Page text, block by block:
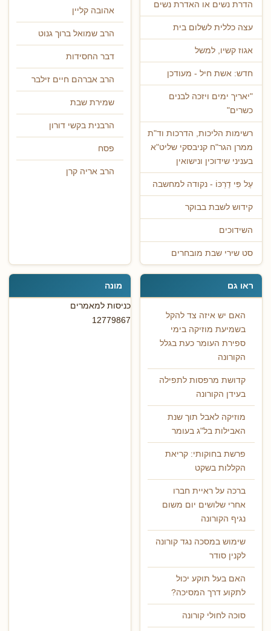
הדרת נשים או האדרת נשים
עצה כללית לשלום בית
אגוז קשיו, למשל
חדש: אשת חיל - מעודכן
"יאריך ימים ויזכה לבנים
כשרים"
רשימות הליכות, הדרכות וד"ת
ממרן הגר"ח קניבסקי שליט"א
בעניני שידוכין ונישואין
עַל פִּי דַרְכּוֹ - נקודה למחשבה
קידוש לשבת בבוקר
השידוכים
סט שירי שבת מובחרים
אהובה קליין
הרב שמואל ברוך גנוט
דבר החסידות
הרב אברהם חיים זילבר
שמירת שבת
הרבנית בקשי דורון
פסח
הרב אריה קרן
ראו גם
האם יש איזה צד להקל
בשמיעת מוזיקה בימי
ספירת העומר כעת בגלל
הקורונה
קדושת מרפסות לתפילה
בעידן הקורונה
מוזיקה לאבל תוך שנת
האבילות בל"ג בעומר
פרשת בחוקותי: קריאת
הקללות בשקט
ברכה על ראיית חברו
אחרי שלושים יום משום
נגיף הקורונה
שימוש במסכה נגד קורונה
לקנין סודר
האם בעל תוקע יכול
לתקוע דרך המסיכה?
סוכה לחולי קורונה
מונה
כניסות למאמרים
12779867